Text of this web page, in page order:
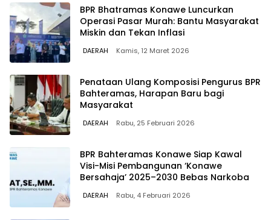
BPR Bhatramas Konawe Luncurkan
Operasi Pasar Murah: Bantu Masyarakat
Miskin dan Tekan Inflasi
DAERAH Kamis, 12 Maret 2026
Penataan Ulang Komposisi Pengurus BPR
Bahteramas, Harapan Baru bagi
Masyarakat
DAERAH Rabu, 25 Februari 2026
BPR Bahteramas Konawe Siap Kawal
Visi-Misi Pembangunan ‘Konawe
Bersahaja’ 2025–2030 Bebas Narkoba
DAERAH Rabu, 4 Februari 2026